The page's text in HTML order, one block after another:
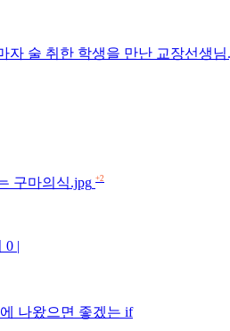
자 술 취한 학생을 만난 교장선생님
구마의식.jpg +2
0 |
나왔으면 좋겠는 if